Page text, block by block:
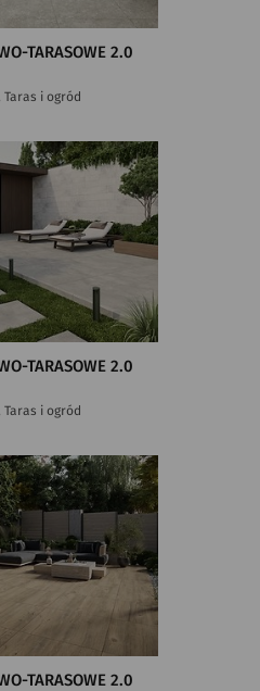
TARASOWE 2.0
i ogród
TARASOWE 2.0
i ogród
TARASOWE 2.0